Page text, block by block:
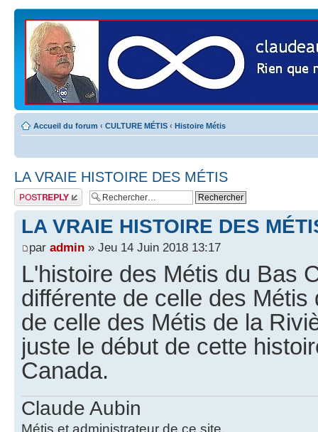
Accueil du forum ‹ CULTURE MÉTIS ‹ Histoire Métis
LA VRAIE HISTOIRE DES MÉTIS
Publier une
réponse
LA VRAIE HISTOIRE DES
par admin » Jeu 14 Juin 2018 13:17
L'histoire des Métis du Bas
différente de celle des
de celle des Métis de la
juste le début de cette
Canada.
Claude Aubin
Métis et administrateur de ce site.